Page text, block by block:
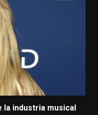
la industria musical